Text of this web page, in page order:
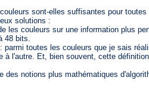
sont-elles suffisantes pour toutes
solutions :
sur une information plus
48 bits.
les couleurs que je sais réaliser,
à l'autre. Et, bien souvent, cette
notions plus mathématiques